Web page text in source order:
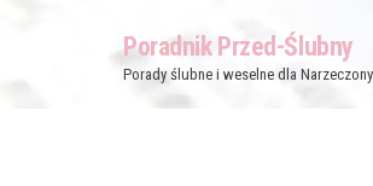
treści
Poradnik Przed-Ślubny
Porady ślubne i weselne dla